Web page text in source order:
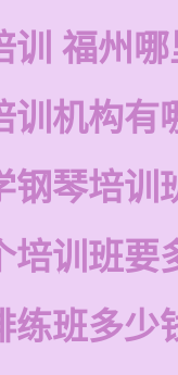
训 福州
训机构有
钢琴培训
培训班要
练班多少